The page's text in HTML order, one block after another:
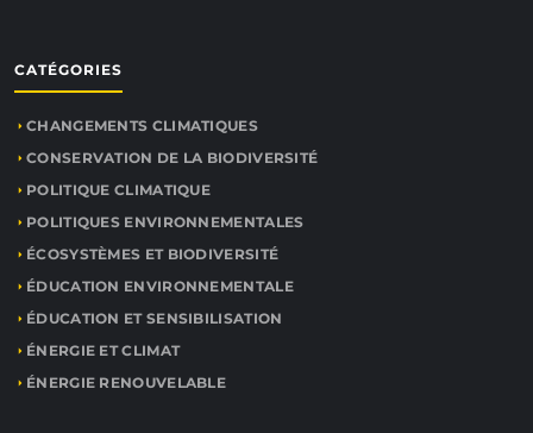
CATÉGORIES
CHANGEMENTS CLIMATIQUES
CONSERVATION DE LA BIODIVERSITÉ
POLITIQUE CLIMATIQUE
POLITIQUES ENVIRONNEMENTALES
ÉCOSYSTÈMES ET BIODIVERSITÉ
ÉDUCATION ENVIRONNEMENTALE
ÉDUCATION ET SENSIBILISATION
ÉNERGIE ET CLIMAT
ÉNERGIE RENOUVELABLE